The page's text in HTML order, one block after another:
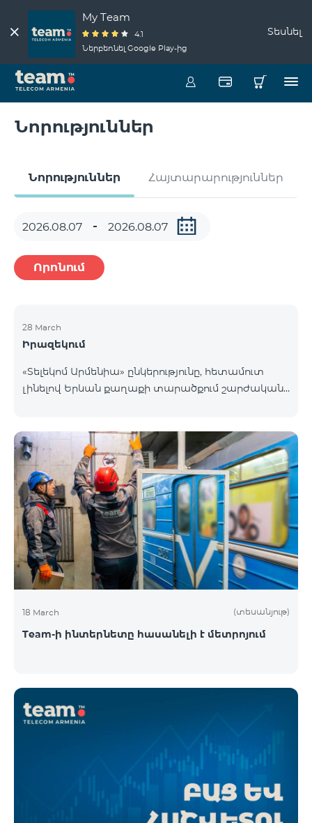
My Team
4.1
Ներբեռնել Google Play-ից
Տեսնել
Նորություններ
Նորություններ Հայտարարություններ
Որոնում
28 March
Իրազեկում
«Տելեկոմ Արմենիա» ընկերությունը, հետամուտ
լինելով Երևան քաղաքի տարածքում շարժական
տեղակայել հենասյունային տիպի կայմ Երևան
քաղաքի Նոր-Նորք վարչական շրջանի
Բագրևանդ փողոցի Ինժեներական թաղամասին
հարող հատվածում։ Տեղակայվող շարժական
կապի կայանի էսքիզային նախագծին կարող եք
ծանոթանալ այստեղ։ Հարցերի դեպքում խնդրում
ենք զանգահարել «Տելեկոմ Արմենիա»
ընկերության +374-10-410410 հեռխոսահամար
18 March (տեսանյութ)
Team-ի ինտերնետը հասանելի է մետրոյում